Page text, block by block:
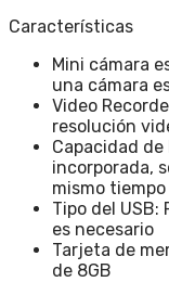
Características
Mini cámara
una cámara
Video
resolución
Capacidad
incorporada,
mismo tiempo
Tipo del
es necesario
Tarjeta de
de 8GB